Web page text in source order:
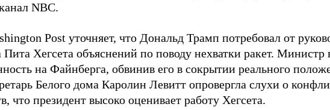
NBC.
Post уточняет, что Дональд Трамп потребовал от
Пита Хегсета объяснений по поводу нехватки ракет. Министр
на Файнберга, обвинив его в сокрытии реального
Белого дома Каролин Левитт опровергла слухи о
что президент высоко оценивает работу Хегсета.